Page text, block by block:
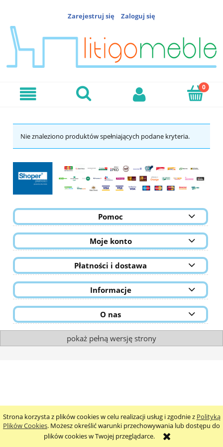
Strona korzysta z plików cookies w celu realizacji usług i zgodnie z Polityką
Plików Cookies. Możesz określić warunki przechowywania lub dostępu do
plików cookies w Twojej przeglądarce.
Zarejestruj się Zaloguj się
Nie znaleziono produktów spełniających podane kryteria.
Pomoc
Moje konto
Płatności i dostawa
Informacje
O nas
pokaż pełną wersję strony